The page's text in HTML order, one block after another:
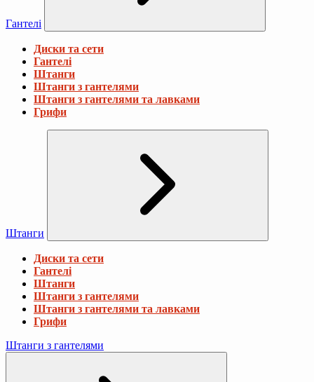
Гантелі
Диски та сети
Гантелі
Штанги
Штанги з гантелями
Штанги з гантелями та лавками
Грифи
Штанги
Диски та сети
Гантелі
Штанги
Штанги з гантелями
Штанги з гантелями та лавками
Грифи
Штанги з гантелями